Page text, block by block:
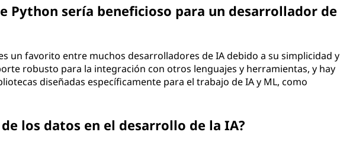
Python sería beneficioso para un desarrollador de
un favorito entre muchos desarrolladores de IA debido a su simplicidad y
robusto para la integración con otros lenguajes y herramientas, y hay
diseñadas específicamente para el trabajo de IA y ML, como
los datos en el desarrollo de la IA?